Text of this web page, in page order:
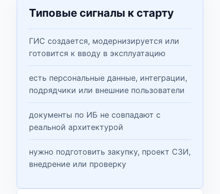
Типовые сигналы к старту
ГИС создается, модернизируется или
готовится к вводу в эксплуатацию
есть персональные данные, интеграции,
подрядчики или внешние пользователи
документы по ИБ не совпадают с
реальной архитектурой
нужно подготовить закупку, проект СЗИ,
внедрение или проверку